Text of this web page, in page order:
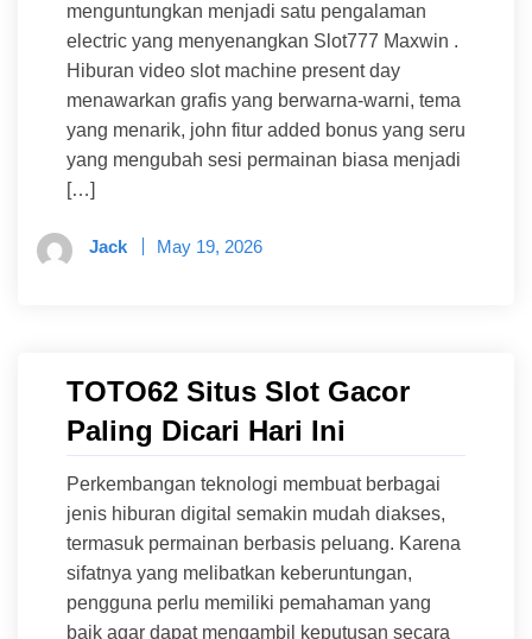
menguntungkan menjadi satu pengalaman
electric yang menyenangkan Slot777 Maxwin .
Hiburan video slot machine present day
menawarkan grafis yang berwarna-warni, tema
yang menarik, john fitur added bonus yang seru
yang mengubah sesi permainan biasa menjadi
[…]
Jack May 19, 2026
TOTO62 Situs Slot Gacor
Paling Dicari Hari Ini
Perkembangan teknologi membuat berbagai
jenis hiburan digital semakin mudah diakses,
termasuk permainan berbasis peluang. Karena
sifatnya yang melibatkan keberuntungan,
pengguna perlu memiliki pemahaman yang
baik agar dapat mengambil keputusan secara